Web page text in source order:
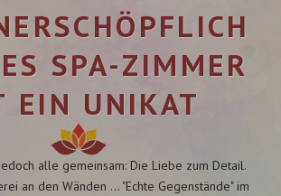
SPA-ZIMMER
EIN UNIKAT
alle gemeinsam: Die Liebe zum Detail.
an den Wänden ... "Echte Gegenstände" im